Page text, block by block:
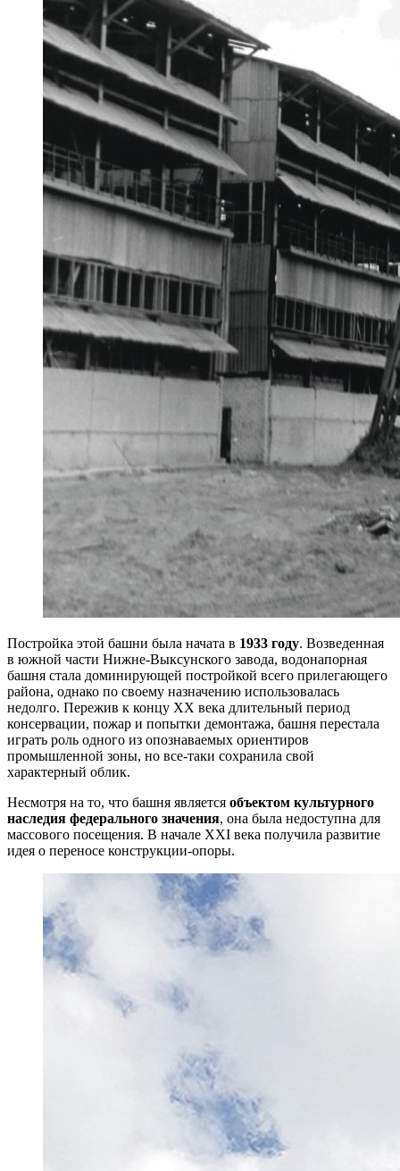
Постройка этой башни была начата в 1933 году. Возведенная
в южной части Нижне-Выксунского завода, водонапорная
башня стала доминирующей постройкой всего прилегающего
района, однако по своему назначению использовалась
недолго. Пережив к концу XX века длительный период
консервации, пожар и попытки демонтажа, башня перестала
играть роль одного из опознаваемых ориентиров
промышленной зоны, но все-таки сохранила свой
характерный облик.
Несмотря на то, что башня является объектом культурного
наследия федерального значения, она была недоступна для
массового посещения. В начале XXI века получила развитие
идея о переносе конструкции-опоры.